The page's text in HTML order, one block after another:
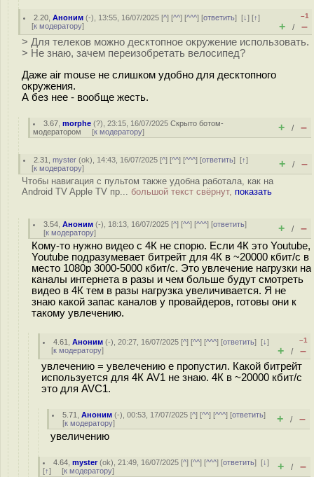
2.20 ,Аноним (-), 13:55, 16/07/2025 [^] [^^] [^^^] [ответить][↓] [↑]
[к модератору]
–1
+ / –
> Для телеков можно десктопное окружение использовать.
> Не знаю, зачем переизобретать велосипед?
Даже air mouse не слишком удобно для десктопного
окружения.
А без нее - вообще жесть.
3.67 ,morphe (?), 23:15, 16/07/2025Скрыто ботом-
модератором [к модератору] + / –
2.31 ,myster (ok), 14:43, 16/07/2025 [^] [^^] [^^^] [ответить][↑]
[к модератору] + / –
Чтобы навигация с пультом также удобна работала, как на
Android TV Apple TV пр... большой текст свёрнут, показать
3.54 ,Аноним (-), 18:13, 16/07/2025 [^] [^^] [^^^] [ответить]
[к модератору] + / –
Кому-то нужно видео с 4К не спорю. Если 4К это Youtube,
Youtube подразумевает битрейт для 4К в ~20000 кбит/с в
место 1080p 3000-5000 кбит/с. Это увлечение нагрузки на
каналы интернета в разы и чем больше будут смотреть
видео в 4К тем в разы нагрузка увеличивается. Я не
знаю какой запас каналов у провайдеров, готовы они к
такому увлечению.
4.61 ,Аноним (-), 20:27, 16/07/2025 [^] [^^] [^^^] [ответить][↓]
[к модератору]
–1
+ / –
увлечению = увелечению е пропустил. Какой битрейт
используется для 4К AV1 не знаю. 4К в ~20000 кбит/с
это для AVC1.
5.71 ,Аноним (-), 00:53, 17/07/2025 [^] [^^] [^^^] [ответить]
[к модератору] + / –
увеличению
4.64 ,myster(ok), 21:49, 16/07/2025 [^] [^^] [^^^] [ответить][↓]
[↑] [к модератору] + / –